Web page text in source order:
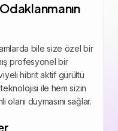
bile size özel bir
profesyonel bir
hibrit aktif gürültü
ile hem sizin
duymasını sağlar.